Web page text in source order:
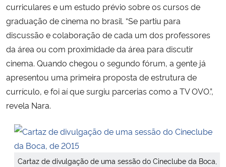
curriculares e um estudo prévio sobre os cursos de
graduação de cinema no brasil. “Se partiu para
discussão e colaboração de cada um dos professores
da área ou com proximidade da área para discutir
cinema. Quando chegou o segundo fórum, a gente já
apresentou uma primeira proposta de estrutura de
currículo, e foi aí que surgiu parcerias como a TV OVO.”,
revela Nara.
Cartaz de divulgação de uma sessão do Cineclube da Boca,